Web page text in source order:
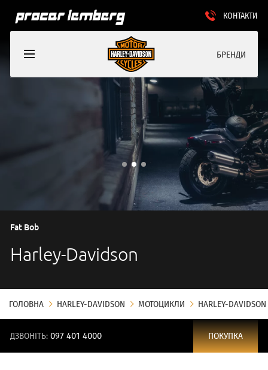
КОНТАКТИ
БРЕНДИ
Fat Bob
Harley-Davidson
ГОЛОВНА HARLEY-DAVIDSON МОТОЦИКЛИ HARLEY-
ПОКУПКА
ДЗВОНІТЬ: 097 401 4000